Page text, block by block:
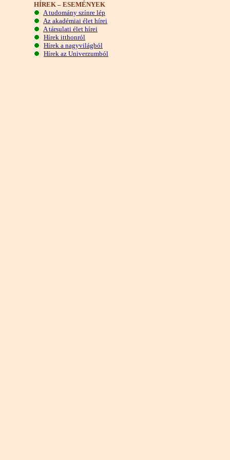
HÍREK – ESEMÉNYEK
A tudomány színre lép
Az akadémiai élet hírei
A társulati élet hírei
Hírek itthonról
Hírek a nagyvilágból
Hírek az Univerzumból